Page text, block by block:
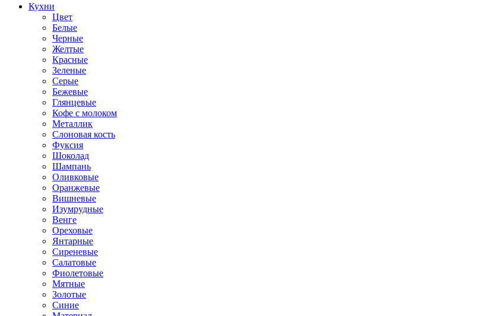
Кухни
Цвет
Белые
Черные
Желтые
Красные
Зеленые
Серые
Бежевые
Глянцевые
Кофе с молоком
Металлик
Слоновая кость
Фуксия
Шоколад
Шампань
Оливковые
Оранжевые
Вишневые
Изумрудные
Венге
Ореховые
Янтарные
Сиреневые
Салатовые
Фиолетовые
Мятные
Золотые
Синие